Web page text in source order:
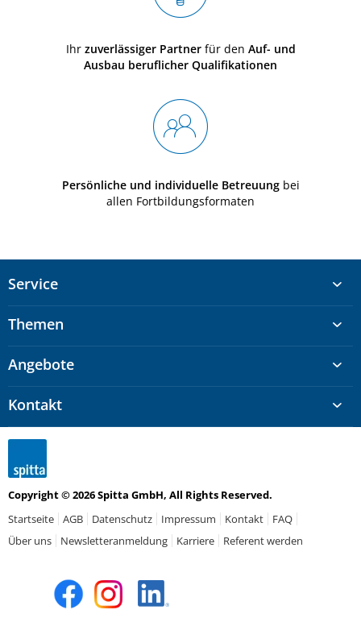
Ihr zuverlässiger Partnerfür den Auf- und
Ausbau beruflicher Qualifikationen
Persönliche und individuelle Betreuungbei
allen Fortbildungsformaten
Service
Themen
Angebote
Kontakt
Copyright © 2026 Spitta GmbH, All Rights Reserved.
Startseite
AGB Datenschutz Impressum Kontakt
FAQ
Über uns
Newsletteranmeldung Karriere Referent werden